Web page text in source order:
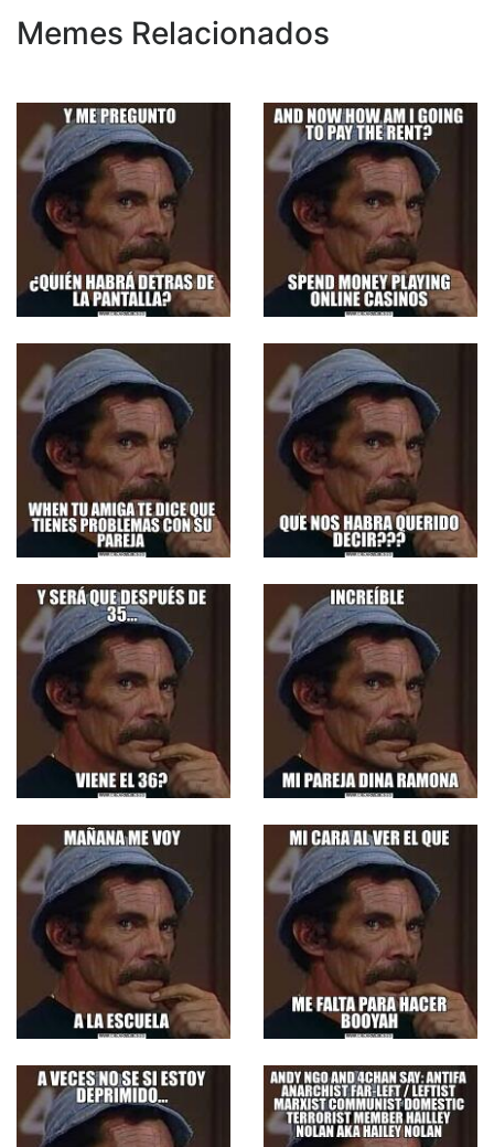
Memes Relacionados